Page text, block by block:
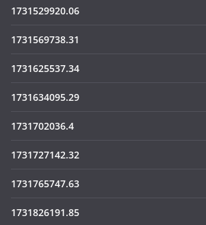
1731529920.06
1731569738.31
1731625537.34
1731634095.29
1731702036.4
1731727142.32
1731765747.63
1731826191.85